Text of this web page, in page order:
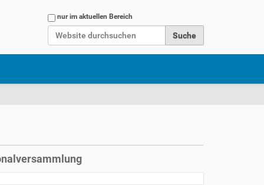
Website durchsuchen
nur im aktuellen Bereich